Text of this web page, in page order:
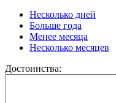
Несколько дней
Больше года
Менее месяца
Несколько месяцев
Достоинства: